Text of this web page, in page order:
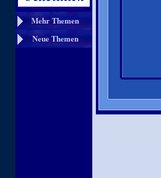
Mehr Themen
Neue Themen